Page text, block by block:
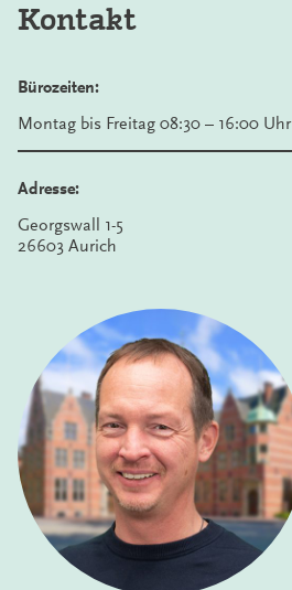
Kontakt
Bürozeiten:
Montag bis Freitag 08:30 – 16:00 Uhr
Adresse:
Georgswall 1-5
26603 Aurich